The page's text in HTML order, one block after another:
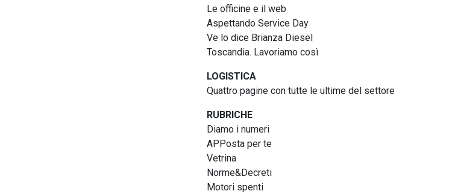
Le officine e il web
Aspettando Service Day
Ve lo dice Brianza Diesel
Toscandia. Lavoriamo così
LOGISTICA
Quattro pagine con tutte le ultime del settore
RUBRICHE
Diamo i numeri
APPosta per te
Vetrina
Norme&Decreti
Motori spenti